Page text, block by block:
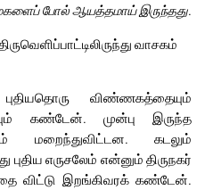
போல் ஆயத்தமாய் இருந்தது.
வாசகம்
விண்ணகத்தையும்
கண்டேன். முன்பு இருந்த
மறைந்துவிட்டன. கடலும்
எருசலேம் என்னும் திருநகர்
விட்டு இறங்கிவரக் கண்டேன்.